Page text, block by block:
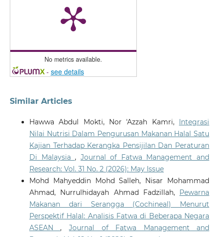
No metrics available.
- see details
Similar Articles
Hawwa Abdul Mokti, Nor 'Azzah Kamri, Integrasi
Nilai Nutrisi Dalam Pengurusan Makanan Halal Satu
Kajian Terhadap Kerangka Pensijilan Dan Peraturan
Di Malaysia, Journal of Fatwa Management and
Research: Vol. 31 No. 2 (2026): May Issue
Mohd Mahyeddin Mohd Salleh, Nisar Mohammad
Ahmad, Nurrulhidayah Ahmad Fadzillah, Pewarna
Makanan dari Serangga (Cochineal) Menurut
Perspektif Halal: Analisis Fatwa di Beberapa Negara
ASEAN, Journal of Fatwa Management and